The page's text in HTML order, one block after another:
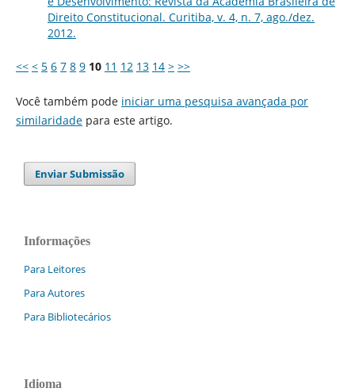
Direito Constitucional. Curitiba, v. 4, n. 7, ago./dez.
2012.
<< < 5 6 7 8 9 10 11 12 13 14 > >>
Você também pode iniciar uma pesquisa avançada por
similaridadepara este artigo.
Enviar Submissão
Informações
Para Leitores
Para Autores
Para Bibliotecários
Idioma